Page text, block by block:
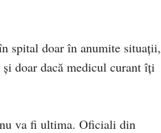
spital doar în anumite situații,
doar dacă medicul curant îți
va fi ultima. Oficiali din